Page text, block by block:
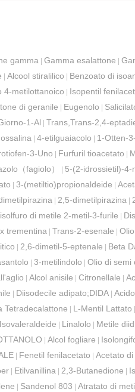
gamma | Gamma esalattone |
| Alcool stiralilico | Benzoato di
4-metilottanoico | Isopentil
di geranile | Eugenolo |
1-Al | Trans,Trans-2,4-
| 4-etilguaiacolo | 1-Otten-
3-Uno | Furfuril tioacetato |
（fagiolo） | 5-(2-idrossietil)-4-
| 3-(metiltio)propionaldeide |
| 2,5-dimetilpirazina |
di metile 2-metil-3-furile |
trementina | Trans-2-esenale |
| 2,6-dimetil-5-eptenale | Beta
| 3-metilindolo | Olio di semi
| Alcol anisile | Citronellale |
| Diisodecile adipato;DIDA |
Tetradecalattone | L-Mentil Lattato |
Isovaleraldeide | Linalolo | Metile
| Alcol fogliare |
| Fenetil fenilacetato | Acetato
| Etilvanillina | 2,3-Butanedione |
| Sandenol 803 | Atratato di